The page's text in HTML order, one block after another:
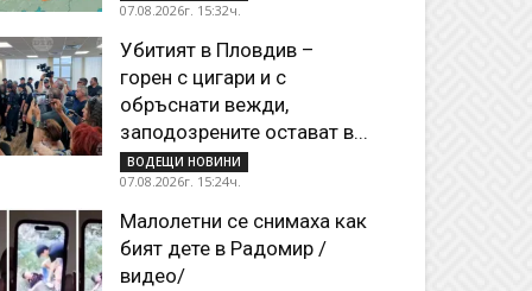
07.08.2026г. 15:32ч.
Убитият в Пловдив –
горен с цигари и с
обръснати вежди,
заподозрените остават в...
ВОДЕЩИ НОВИНИ
07.08.2026г. 15:24ч.
Малолетни се снимаха как
бият дете в Радомир /
видео/